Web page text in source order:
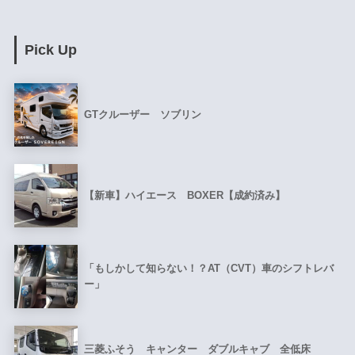
Pick Up
GTクルーザー ソブリン
【新車】ハイエース BOXER【成約済み】
「もしかして知らない！？AT（CVT）車のシフトレバ
ー」
三菱ふそう キャンター ダブルキャブ 全低床